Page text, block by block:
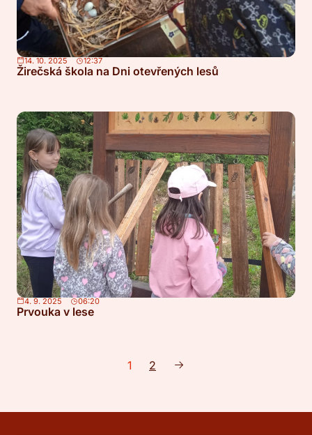
14. 10. 2025 12:37
Žirečská škola na Dni otevřených lesů
4. 9. 2025 06:20
Prvouka v lese
1 2